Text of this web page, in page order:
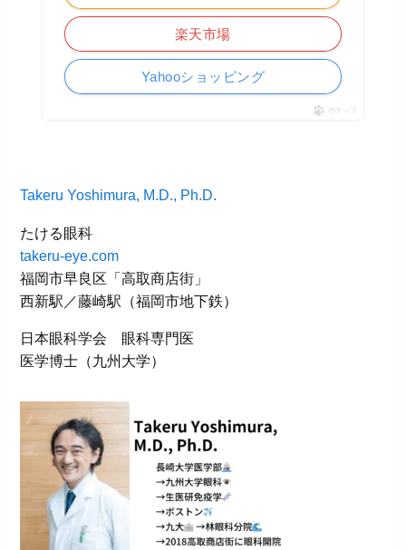
楽天市場
Yahooショッピング
ポチップ
Takeru Yoshimura, M.D., Ph.D.
たける眼科
takeru-eye.com
福岡市早良区「高取商店街」
西新駅／藤崎駅（福岡市地下鉄）
日本眼科学会 眼科専門医
医学博士（九州大学）